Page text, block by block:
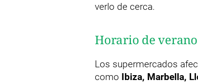
verlo de cerca.
Horario de
Los supermercados
como Ibiza, Marbella,